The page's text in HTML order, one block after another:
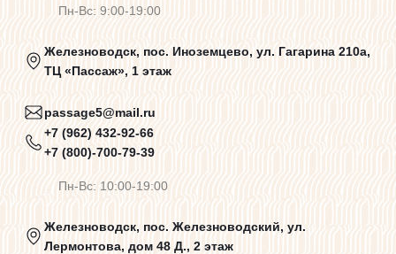
Политика конфиденциальности
Пользовательское соглашение
Договор оферты
Программа лояльности
Пн-Вс: 9:00-19:00
Железноводск, пос. Иноземцево, ул. Гагарина 210а,
ТЦ «Пассаж», 1 этаж
passage5@mail.ru
+7 (962) 432-92-66
+7 (800)-700-79-39
Пн-Вс: 10:00-19:00
Железноводск, пос. Железноводский, ул.
Лермонтова, дом 48 Д., 2 этаж